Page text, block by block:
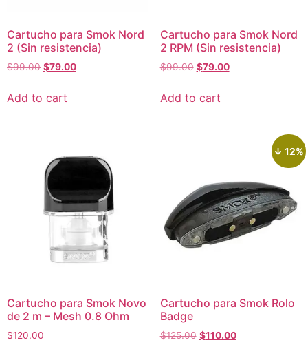
Cartucho para Smok Nord
2 (Sin resistencia)
$99.00 $79.00
Add to cart
Cartucho para Smok Nord
2 RPM (Sin resistencia)
$99.00 $79.00
Add to cart
Cartucho para Smok Novo
de 2 m – Mesh 0.8 Ohm
$120.00
↓ 12%
Cartucho para Smok Rolo
Badge
$125.00 $110.00